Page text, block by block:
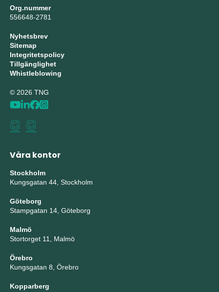
Org.nummer
556648-2781
Nyhetsbrev
Sitemap
Integritetspolicy
Tillgänglighet
Whistleblowing
© 2026 TNG
Våra kontor
Stockholm
Kungsgatan 44, Stockholm
Göteborg
Stampgatan 14, Göteborg
Malmö
Stortorget 11, Malmö
Örebro
Kungsgatan 8, Örebro
Kopparberg